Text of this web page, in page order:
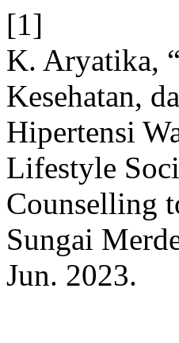
[1]
K. Aryatika,
Kesehatan,
Hipertensi
Lifestyle
Counselling
Sungai
Jun. 2023.